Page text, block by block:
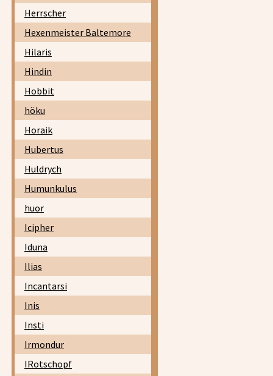
Herrscher
Hexenmeister Baltemore
Hilaris
Hindin
Hobbit
höku
Horaik
Hubertus
Huldrych
Humunkulus
huor
Icipher
Iduna
Ilias
Incantarsi
Inis
Insti
Irmondur
IRotschopf